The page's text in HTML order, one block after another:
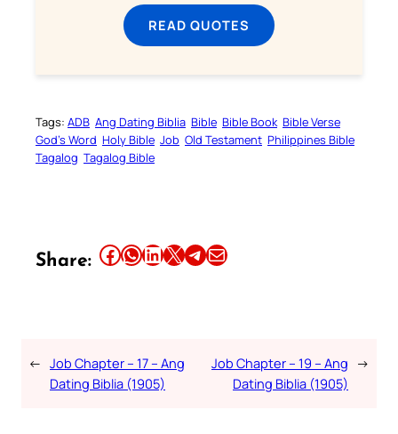
READ QUOTES
Tags: ADB Ang Dating Biblia Bible Bible Book Bible Verse
God’s Word Holy Bible Job Old Testament Philippines Bible
Tagalog Tagalog Bible
Share: Share this article on Facebook Share this article on WhatsApp Share this article on LinkedIn Share this article on X Share this article on TelegramEmail this Article
← Job Chapter – 17 – Ang
Dating Biblia (1905)
Job Chapter – 19 – Ang
Dating Biblia (1905)
→